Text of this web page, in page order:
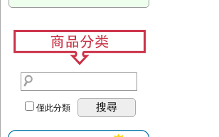
僅此分類 搜尋